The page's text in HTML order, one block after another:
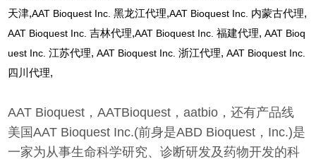
天津,AAT Bioquest Inc.黑龙江代理,AAT Bioquest Inc. 内蒙古代理,
AAT Bioquest Inc.吉林代理,AAT Bioquest Inc.福建代理,AAT Bioq
uest Inc.江苏代理,AAT Bioquest Inc.浙江代理,AAT Bioquest Inc.
四川代理,
AAT Bioquest，AATBioquest，aatbio，还有产品线
美国AAT Bioquest Inc.(前身是ABD Bioquest，Inc.)是
一家为从事生命科学研究、诊断研发及药物开发的科